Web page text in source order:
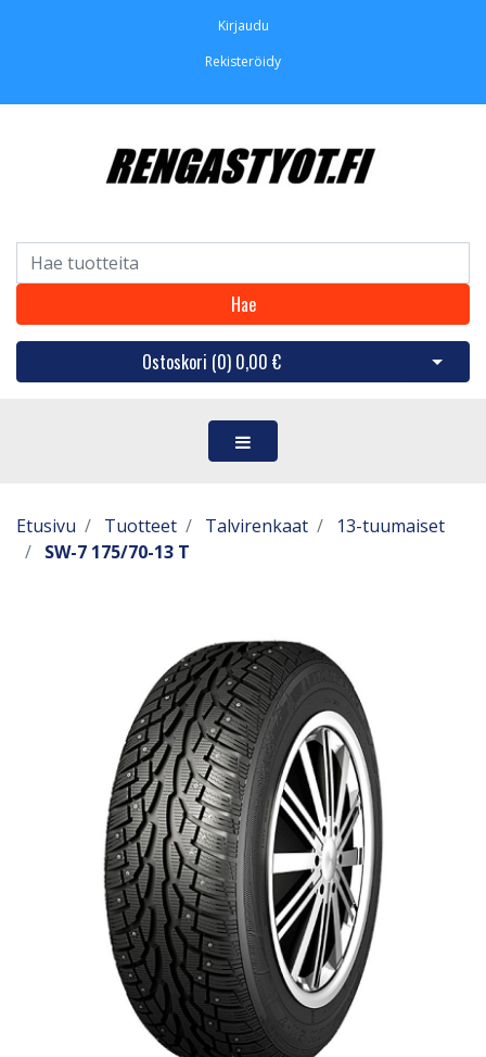
Kirjaudu
Rekisteröidy
Hae
Ostoskori (0) 0,00 € Avaa
Etusivu Tuotteet Talvirenkaat
13-tuumaiset
SW-7 175/70-13 T